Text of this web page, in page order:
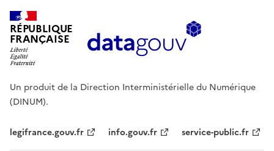
RÉPUBLIQUE
FRANÇAISE
Un produit de la Direction Interministérielle du Numérique
(DINUM).
legifrance.gouv.fr info.gouv.fr service-public.fr